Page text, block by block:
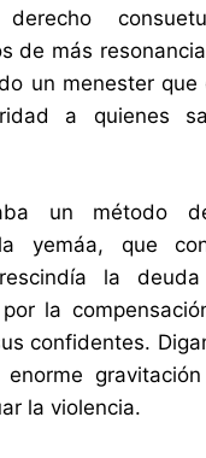
de más
un menester que
a quienes
un método
yemáa, que
la
la
confidentes.
la violencia.